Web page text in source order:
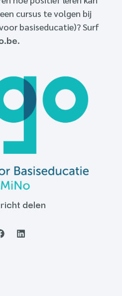
cursus te volgen bij
basiseducatie)? Surf
.
delen